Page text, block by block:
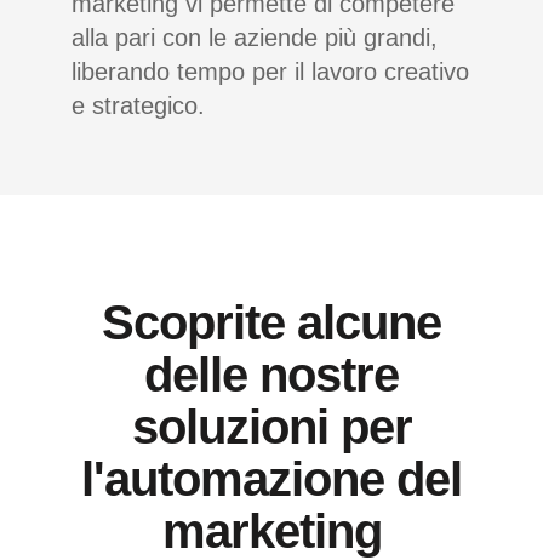
alla pari con le aziende più grandi,
liberando tempo per il lavoro creativo
e strategico.
Scoprite alcune
delle nostre
soluzioni per
l'automazione del
marketing